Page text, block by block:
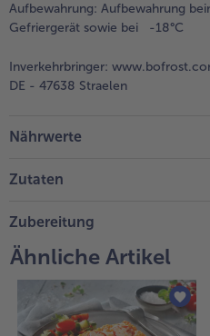
Aufbewahrung: Aufbewahrung
Gefriergerät sowie bei -18°C
Inverkehrbringer:
DE - 47638 Straelen
Nährwerte
Zutaten
Zubereitung
Ähnliche Artikel